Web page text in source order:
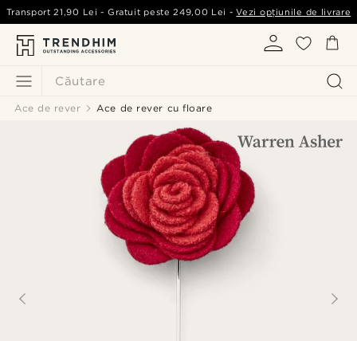
Căutare
Transport 21,90 Lei - Gratuit peste249,00 Lei -Vezi opțiunile de livrare
Ace de rever Ace de rever cu floare